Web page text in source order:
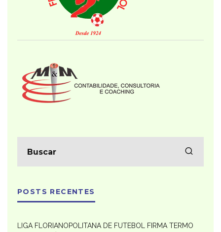
POSTS RECENTES
LIGA FLORIANOPOLITANA DE FUTEBOL FIRMA TERMO